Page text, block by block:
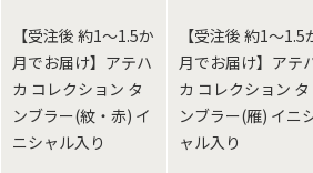
【受注後 約1～1.5か
月でお届け】アテハ
カ コレクション タ
ンブラー(紋・赤) イ
ニシャル入り
【受注後 約1～1.5
月でお届け】アテ
カ コレクション タ
ンブラー(雁) イニ
ャル入り